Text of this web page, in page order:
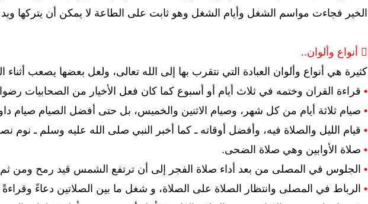
الخير فجاءت مواسم الشغل وأيام الشغل وهو ثابت على الطاعة لا يمكن أن يتركها
 أنواع وألوان..
كثيرة هي أنواع وألوان العبادة التي نتقرب بها إلى الله تعالى، ولعل بعضها يصعب
• قراءة القران وختمه في ثلاث أيام أو أسبوع كما كان فعل الأخيار من الصحابيات
• صيام ثلاثة أيام من كل شهر، وصيام الاثنين والخميس، بل حتى أفضل الصيام صيام
• قيام الليل والصلاة فيه، وأفضل أوقاته ـ كما أخبر النبي صلى الله عليه وسلم ـ نوم
• صلاة الأوابين وهي صلاة الضحى.
• الجلوس في المصلى من بعد أداء صلاة الفجر إلى أن ترتفع الشمس قيد رمح ومن ثم
• الرباط في المصلى وانتظار الصلاة على الصلاة، و شغل ما بين الصلاتين دعاءً وقراءةً